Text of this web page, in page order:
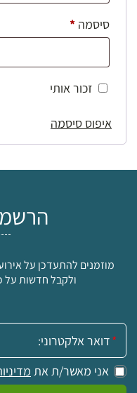
סיסמה *חובה
זכור אותי
איפוס סיסמה
מוזמנים להתעדכן על
ולקבל חדשות על
אימייל:
אני מאשר/ת את